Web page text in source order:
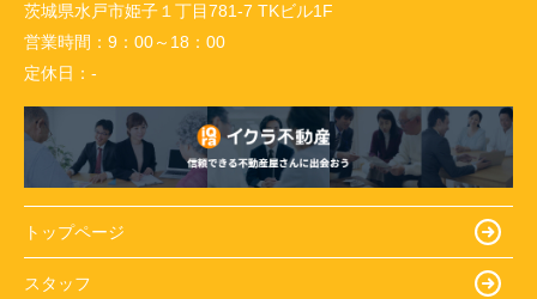
茨城県水戸市姫子１丁目781-7 TKビル1F
営業時間： 9：00～18：00
定休日： -
トップページ
スタッフ